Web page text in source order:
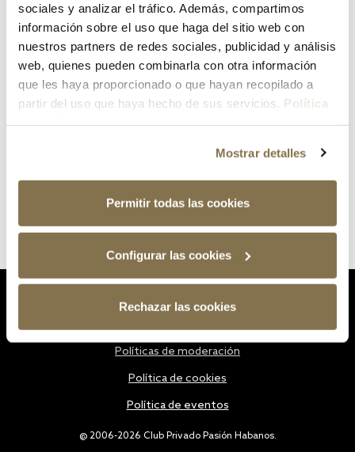
sociales y analizar el tráfico. Además, compartimos
información sobre el uso que haga del sitio web con
nuestros partners de redes sociales, publicidad y análisis
web, quienes pueden combinarla con otra información
que les haya proporcionado o que hayan recopilado a
partir del uso que haya hecho de sus servicios. Política
Mostrar detalles
Permitir todas las cookies
Configurar las cookies
Rechazar las cookies
¿Has olvidado tu contraseña?
@ 2006-2026 Club Privado Pasión Habanos.
Políticas de moderación
Política de cookies
Política de eventos